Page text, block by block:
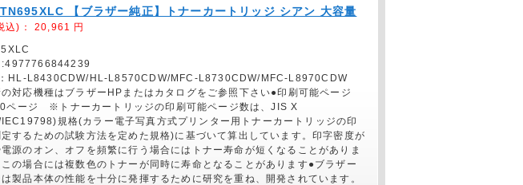
【ブラザー純正】トナーカートリッジ シアン 大容量
込)： 20,961 円
:4977766844239
HL-L8430CDW/HL-L8570CDW/MFC-L8730CDW/MFC-L8970CDW
応機種はブラザーHPまたはカタログをご参照下さい●印刷可能ページ
ページ ※トナーカートリッジの印刷可能ページ数は、JIS X
規格(カラー電子写真方式プリンター用トナーカートリッジの印
するための試験方法を定めた規格)に基づいて算出しています。印字密度が
源のオン、オフを頻繁に行う場合にはトナー寿命が短くなることがありま
の場合には複数色のトナーが同時に寿命となることがあります●ブラザー
製品本体の性能を十分に発揮するために研究を重ね、開発されています。